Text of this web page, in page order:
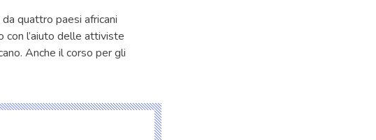
quattro paesi africani
con l’aiuto delle attiviste
Anche il corso per gli